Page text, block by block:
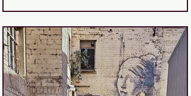
Más allá del arcoíris, la nueva muestra
del ilustrador y cineasta Antonio
Ufarte. Entras, y en algún lugar dentro
de ti algo dice: ah, sí. Esto. There ar